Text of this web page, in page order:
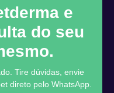
e
do seu
Tire dúvidas, envie
direto pelo WhatsApp.